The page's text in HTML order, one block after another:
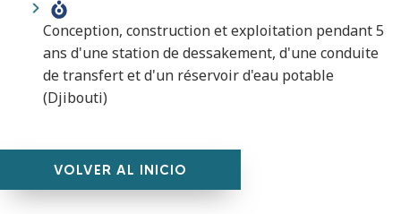
Conception, construction et exploitation pendant 5
ans d'une station de dessakement, d'une conduite
de transfert et d'un réservoir d'eau potable
(Djibouti)
VOLVER AL INICIO